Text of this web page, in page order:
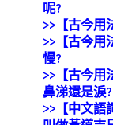
呢?
>>【古今用
>>【古今用
慢?
>>【古今用
鼻涕還是淚?
>>【中文語